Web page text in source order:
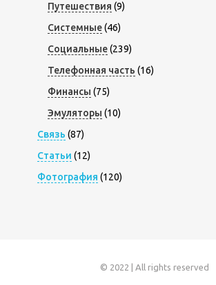
Путешествия (9)
Системные(46)
Социальные(239)
Телефонная часть (16)
Финансы (75)
Эмуляторы (10)
Связь (87)
Статьи (12)
Фотография (120)
© 2022 | All rights reserved